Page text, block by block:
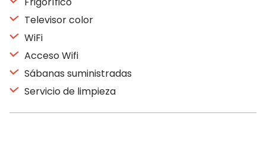
Televisor color
WiFi
Acceso Wifi
Sábanas suministradas
Servicio de limpieza